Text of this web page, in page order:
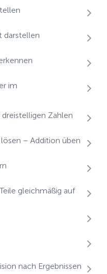
darstellen
im
Zahlen
– Addition üben
gleichmäßig auf
nach Ergebnissen